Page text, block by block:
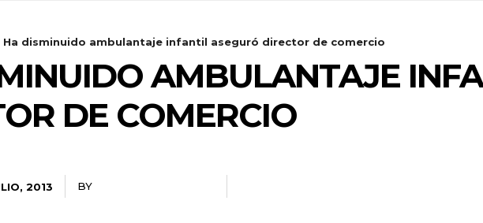
Ha disminuido ambulantaje infantil aseguró director de comercio
AMBULANTAJE
DE COMERCIO
2013 BY